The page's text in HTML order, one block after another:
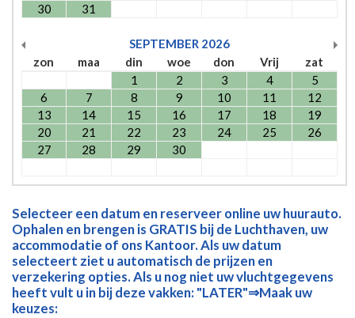
30
31
SEPTEMBER 2026
zon
maa din woe don Vrij
zat
1
2 3 4
5
6
7 8 9 10 11
12
13
14 15 16 17 18
19
20
21 22 23 24 25
26
27
28 29 30
Selecteer een datum en reserveer online uw huurauto.
Ophalen en brengen is GRATIS bij de Luchthaven, uw
accommodatie of ons Kantoor. Als uw datum
selecteert ziet u automatisch de prijzen en
verzekering opties. Als u nog niet uw vluchtgegevens
heeft vult u in bij deze vakken: "LATER"⇒Maak uw
keuzes: